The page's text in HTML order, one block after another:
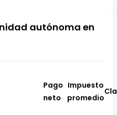
autónoma en
Pago
neto
Impuesto
promedio